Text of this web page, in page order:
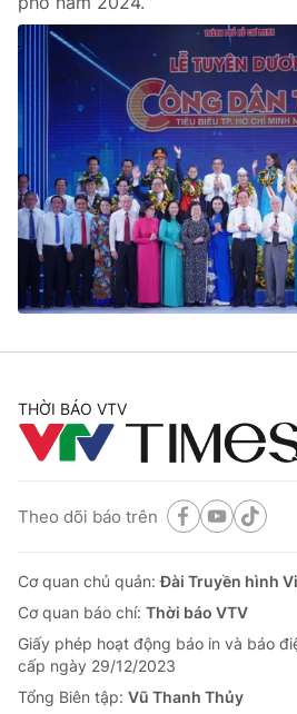
Pháp luật
Y tế
Thế giới
Tin tức
Thế giới đó đây
Câu chuyện quốc tế
Kinh tế
Tài chính
Thị trường
Góc doanh nghiệp
Dữ liệu và đời sống
Truyền hình
Phim VTV
Hậu trường
Giải sao mai
Giải trí
Điện ảnh
Âm nhạc
Du lịch
Làm đẹp
Chất lượng cuộc sống
Tuyển sinh
Học trực tuyến
Công nghệ
Hitech Công nghệ tương lai
Sản phẩm
Giao lưu trực tuyến
THỜI BÁO VTV
Theo dõi báo trên
Cơ quan chủ quản:Đài Truyền hình
Cơ quan báo chí: Thời báo VTV
Giấy phép hoạt động báo in và báo
cấp ngày 29/12/2023
Tổng Biên tập: Vũ Thanh Thủy